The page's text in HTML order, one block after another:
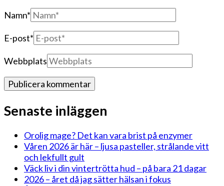
Namn*
E-post*
Webbplats
Senaste inläggen
Orolig mage? Det kan vara brist på enzymer
Våren 2026 är här – ljusa pasteller, strålande vitt
och lekfullt gult
Väck liv i din vintertrötta hud – på bara 21 dagar
2026 – året då jag sätter hälsan i fokus